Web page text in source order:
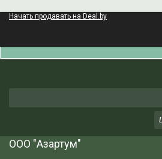
Начать продавать на Deal.by
ООО "Азартум"